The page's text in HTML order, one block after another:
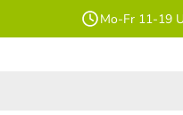
Mo-Fr 11-19